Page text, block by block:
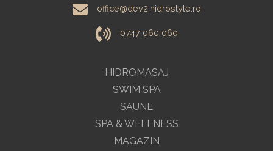
HIDROMASAJ
SWIM SPA
SAUNE
SPA & WELLNESS
MAGAZIN
office@dev2.hidrostyle.ro
0747 060 060